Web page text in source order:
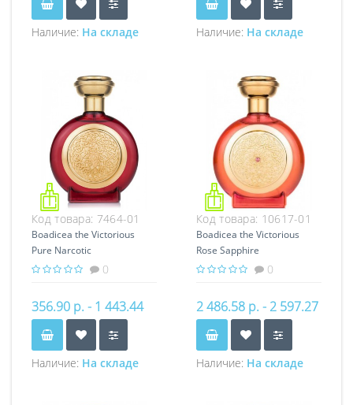
Наличие: На складе Наличие: На складе
Код товара: 7464-01
Boadicea the Victorious
Pure Narcotic
0
356.90 р. - 1 443.44
р.
Наличие: На складе
Код товара: 10617-01
Boadicea the Victorious
Rose Sapphire
0
2 486.58 р. - 2 597.27
р.
Наличие: На складе